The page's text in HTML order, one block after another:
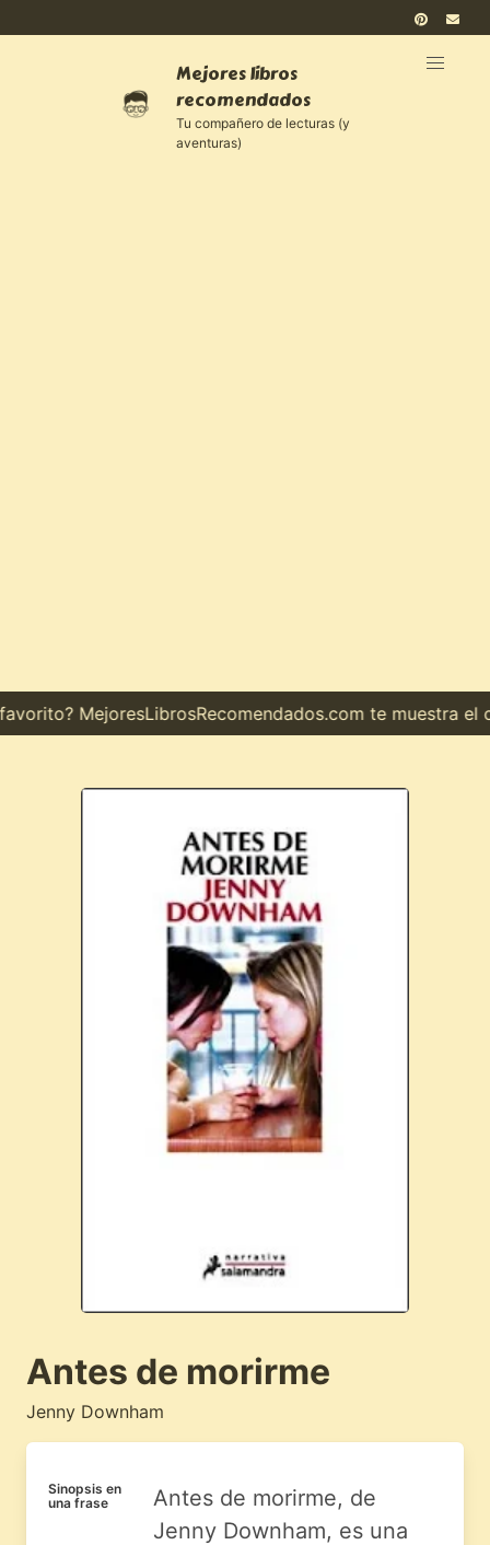
Mejores libros
recomendados
Tu compañero de lecturas (y
aventuras)
MejoresLibrosRecomendados.com te muestra el
Antes de morirme
Jenny Downham
Sinopsis en
una frase
Antes de morirme, de
Jenny Downham, es una